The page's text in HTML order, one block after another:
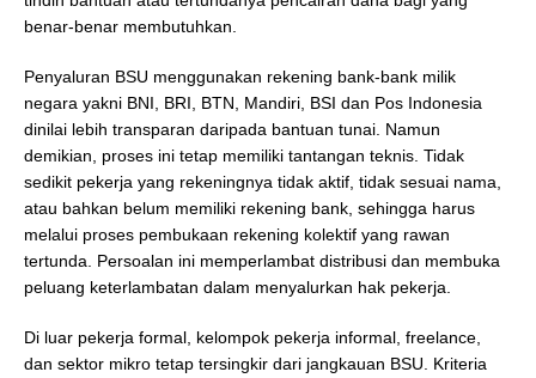
benar-benar membutuhkan.
Penyaluran BSU menggunakan rekening bank-bank milik
negara yakni BNI, BRI, BTN, Mandiri, BSI dan Pos Indonesia
dinilai lebih transparan daripada bantuan tunai. Namun
demikian, proses ini tetap memiliki tantangan teknis. Tidak
sedikit pekerja yang rekeningnya tidak aktif, tidak sesuai nama,
atau bahkan belum memiliki rekening bank, sehingga harus
melalui proses pembukaan rekening kolektif yang rawan
tertunda. Persoalan ini memperlambat distribusi dan membuka
peluang keterlambatan dalam menyalurkan hak pekerja.
Di luar pekerja formal, kelompok pekerja informal, freelance,
dan sektor mikro tetap tersingkir dari jangkauan BSU. Kriteria